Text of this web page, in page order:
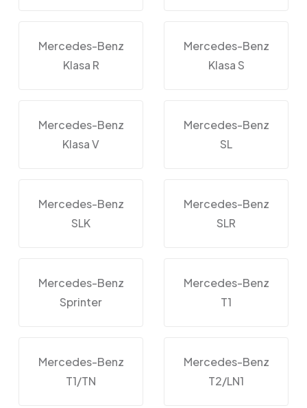
Mercedes-Benz
Klasa R
Mercedes-Benz
Klasa S
Mercedes-Benz
Klasa V
Mercedes-Benz
SL
Mercedes-Benz
SLK
Mercedes-Benz
SLR
Mercedes-Benz
Sprinter
Mercedes-Benz
T1
Mercedes-Benz
T1/TN
Mercedes-Benz
T2/LN1